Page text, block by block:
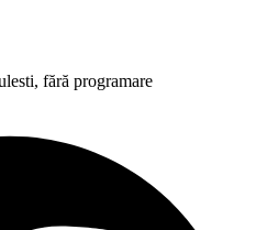
fără programare